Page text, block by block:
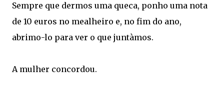
Sempre que dermos uma queca, ponho uma nota
de 10 euros no mealheiro e, no fim do ano,
abrimo-lo para ver o que juntàmos.
A mulher concordou.